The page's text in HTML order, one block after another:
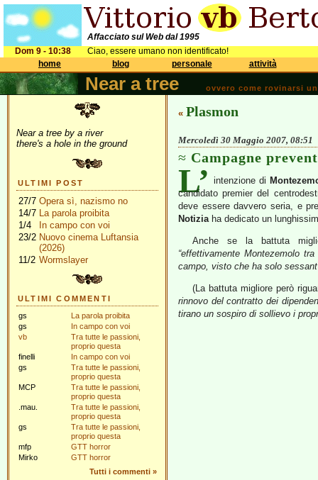
Affacciato sul Web dal 1995
Dom 9 - 10:38
Ciao, essere umano non identificato!
home
blog personale attività
Near a tree ovvero come rovinarsi
Near a tree by a river
there's a hole in the ground
ULTIMI POST
27/7 Opera sì, nazismo no
14/7 La parola proibita
1/4
In campo con voi
23/2 Nuovo cinema Luftansia
(2026)
11/2 Wormslayer
ULTIMI COMMENTI
gs
La parola proibita
gs
In campo con voi
vb
Tra tutte le passioni,
proprio questa
finelli
In campo con voi
gs
Tra tutte le passioni,
proprio questa
MCP
Tra tutte le passioni,
proprio questa
.mau.
Tra tutte le passioni,
proprio questa
gs
Tra tutte le passioni,
proprio questa
mfp
GTT horror
Mirko
GTT horror
Tutti i commenti »
« Plasmon
Mercoledì 30 Maggio 2007, 08:51
Campagne
L’ intenzione di
candidato premier del
deve essere davvero seria, e
Notiziaha dedicato un
Anche se la battuta
“effettivamente Montezemolo
campo, visto che ha solo
(La battuta migliore però
rinnovo del contratto dei
tirano un sospiro di sollievo i